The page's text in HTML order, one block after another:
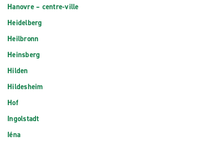
Hanovre – centre-ville
Heidelberg
Heilbronn
Heinsberg
Hilden
Hildesheim
Hof
Ingolstadt
Iéna